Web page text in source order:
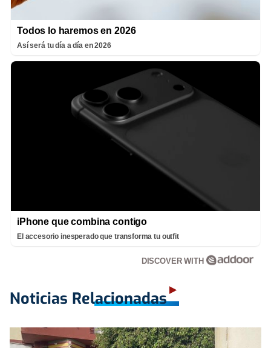
Todos lo haremos en 2026
Así será tu día a día en 2026
iPhone que combina contigo
El accesorio inesperado que transforma tu outfit
DISCOVER WITH
Noticias Relacionadas